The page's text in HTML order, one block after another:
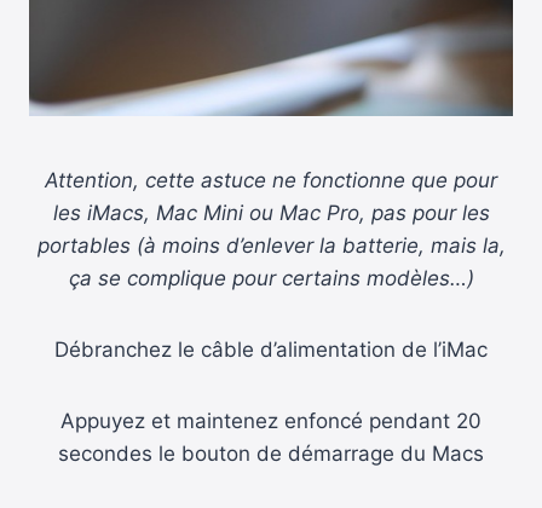
Attention, cette astuce ne fonctionne que pour
les iMacs, Mac Mini ou Mac Pro, pas pour les
portables (à moins d’enlever la batterie, mais la,
ça se complique pour certains modèles…)
Débranchez le câble d’alimentation de l’iMac
Appuyez et maintenez enfoncé pendant 20
secondes le bouton de démarrage du Macs